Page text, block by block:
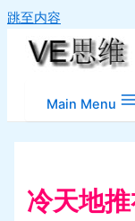
跳至内容
Main Menu
冷天地